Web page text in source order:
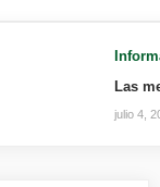
Las
julio 4,